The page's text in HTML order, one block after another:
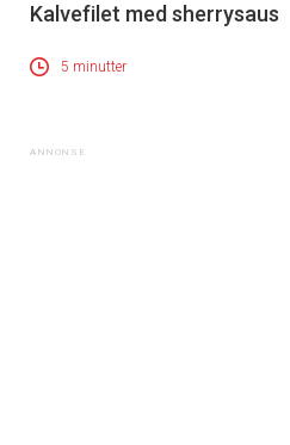
Kalvefilet med sherrysaus
5 minutter